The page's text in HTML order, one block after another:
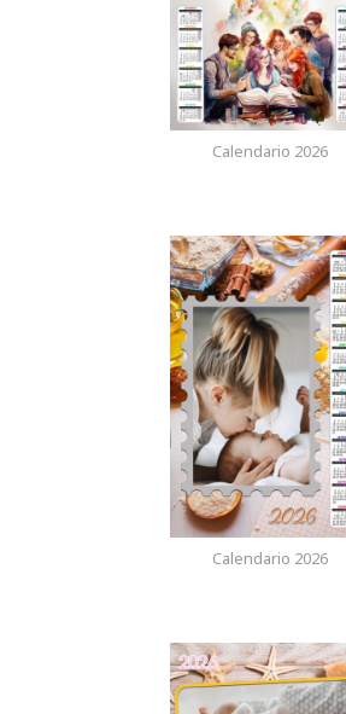
Calendario 2026
Calendario 2026